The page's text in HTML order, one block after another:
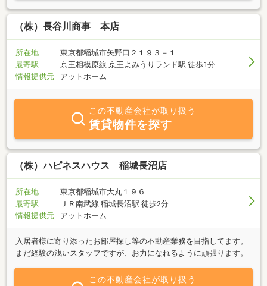
（株）長谷川商事 本店
所在地
東京都稲城市矢野口２１９３－１
最寄駅
京王相模原線 京王よみうりランド駅 徒歩1分
情報提供元
アットホーム
この不動産会社が取り扱う
賃貸物件を探す
（株）ハピネスハウス 稲城長沼店
所在地
東京都稲城市大丸１９６
最寄駅
ＪＲ南武線 稲城長沼駅 徒歩2分
情報提供元
アットホーム
入居者様に寄り添ったお部屋探し等の不動産業務を目指してます。
まだ経験の浅いスタッフですが、お力になれるように頑張ります。
この不動産会社が取り扱う